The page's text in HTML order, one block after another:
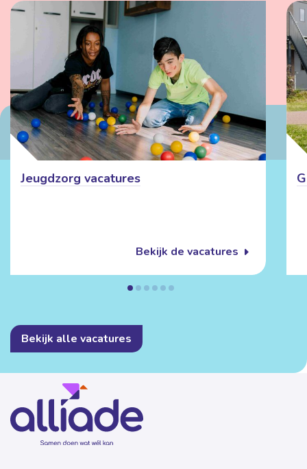
Jeugdzorg vacatures
Bekijk de vacatures
Bekijk alle vacatures